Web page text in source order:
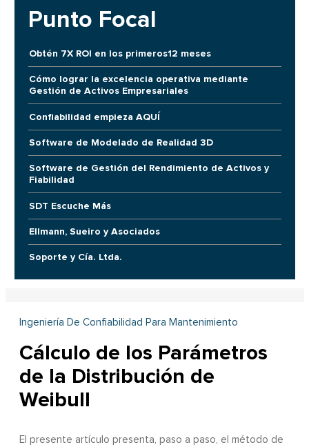
Punto Focal
Obtén 7X ROI en los primeros12 meses
Cómo lograr la excelencia operativa mediante
Gestión de Activos Empresariales
Confiabilidad empieza AQUÍ
Software de Modelado de Realidad 3D
Software de Gestión del Rendimiento de Activos y
Fiabilidad
SDT Escuche Más
Ellmann, Sueiro y Asociados
Soporte y Cía. Ltda.
Ingeniería De Confiabilidad Para Mantenimiento
Cálculo de los Parámetros
de la Distribución de
Weibull
El presente artículo presenta, paso a paso, el método de